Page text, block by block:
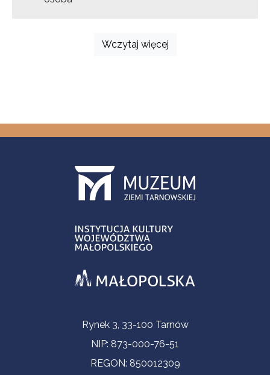
Wczytaj więcej
Informacje kontaktoweRynek 3, 33-100 Tarnów
NIP: 873-000-76-51
REGON: 850012309